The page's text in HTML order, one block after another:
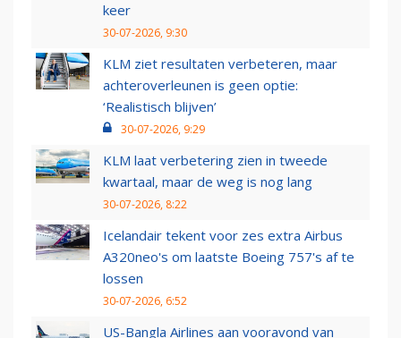
keer
30-07-2026, 9:30
KLM ziet resultaten verbeteren, maar
achteroverleunen is geen optie:
‘Realistisch blijven’
30-07-2026, 9:29
KLM laat verbetering zien in tweede
kwartaal, maar de weg is nog lang
30-07-2026, 8:22
Icelandair tekent voor zes extra Airbus
A320neo's om laatste Boeing 757's af te
lossen
30-07-2026, 6:52
US-Bangla Airlines aan vooravond van